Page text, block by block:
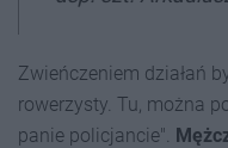
Zwieńczeniem działań
rowerzysty. Tu, można
panie policjancie".